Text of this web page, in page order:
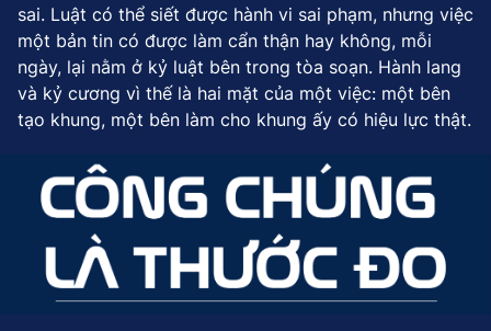
sai. Luật có thể siết được hành vi sai phạm, nhưng việc
một bản tin có được làm cẩn thận hay không, mỗi
ngày, lại nằm ở kỷ luật bên trong tòa soạn. Hành lang
và kỷ cương vì thế là hai mặt của một việc: một bên
tạo khung, một bên làm cho khung ấy có hiệu lực thật.